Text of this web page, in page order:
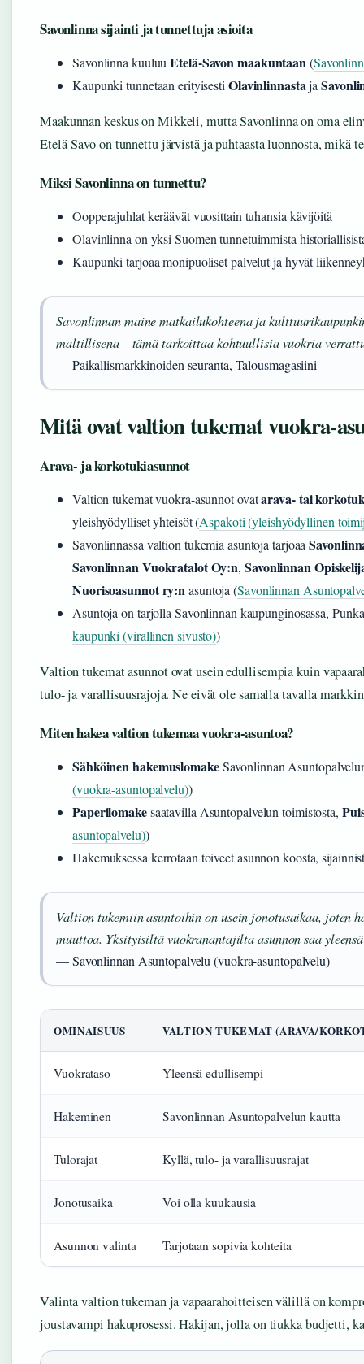
Savonlinna sijainti ja tunnettuja asioita
Savonlinna kuuluuEtelä-Savon maakuntaan(
Kaupunki tunnetaan erityisestiOlavinlinnastaja
Maakunnan keskus on Mikkeli, mutta Savonlinna on oma
Etelä-Savo on tunnettu järvistä ja puhtaasta luonnosta, mikä
Miksi Savonlinna on tunnettu?
Oopperajuhlat keräävät vuosittain tuhansia kävijöitä
Olavinlinna on yksi Suomen tunnetuimmista
Kaupunki tarjoaa monipuoliset palvelut ja hyvät
Savonlinnan maine matkailukohteena ja
maltillisena – tämä tarkoittaa kohtuullisia vuokria
— Paikallismarkkinoiden seuranta, Talousmagasiini
Mitä ovat valtion tukemat vuokra-
Arava- ja korkotukiasunnot
Valtion tukemat vuokra-asunnot ovatarava- tai
yleishyödylliset yhteisöt (Aspakoti (yleishyödyllinen
Savonlinnassa valtion tukemia asuntoja tarjoaa
Savonlinnan Vuokratalot Oy:n,Savonlinnan
Nuorisoasunnot ry:nasuntoja (Savonlinnan
Asuntoja on tarjolla Savonlinnan kaupunginosassa,
kaupunki (virallinen sivusto))
Valtion tukemat asunnot ovat usein edullisempia kuin
tulo- ja varallisuusrajoja. Ne eivät ole samalla tavalla
Miten hakea valtion tukemaa vuokra-asuntoa?
Sähköinen hakemuslomakeSavonlinnan
(vuokra-asuntopalvelu))
Paperilomakesaatavilla Asuntopalvelun toimistosta,
asuntopalvelu))
Hakemuksessa kerrotaan toiveet asunnon koosta,
Valtion tukemiin asuntoihin on usein jonotusaikaa, joten
muuttoa. Yksityisiltä vuokranantajilta asunnon saa
— Savonlinnan Asuntopalvelu (vuokra-asuntopalvelu)
OMINAISUUS VALTION TUKEMAT (ARAVA/
Vuokrataso Yleensä edullisempi
Hakeminen Savonlinnan Asuntopalvelun kautta
Tulorajat Kyllä, tulo- ja varallisuusrajat
Jonotusaika Voi olla kuukausia
Asunnon valinta Tarjotaan sopivia kohteita
Valinta valtion tukeman ja vapaarahoitteisen välillä on
joustavampi hakuprosessi. Hakijan, jolla on tiukka budjetti,